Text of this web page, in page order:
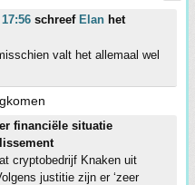
schreef Elan het
valt het allemaal wel
financiële situatie
cryptobedrijf Knaken uit
justitie zijn er ‘zeer